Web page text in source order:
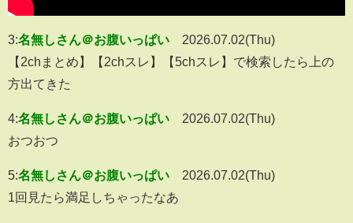
3:名無しさん＠お腹いっぱい
2026.07.02(Thu)
【2chまとめ】【2chスレ】【5chスレ】で検索したら上の
方出てきた
4:名無しさん＠お腹いっぱい
2026.07.02(Thu)
おつおつ
5:名無しさん＠お腹いっぱい
2026.07.02(Thu)
1回見たら満足しちゃったなあ